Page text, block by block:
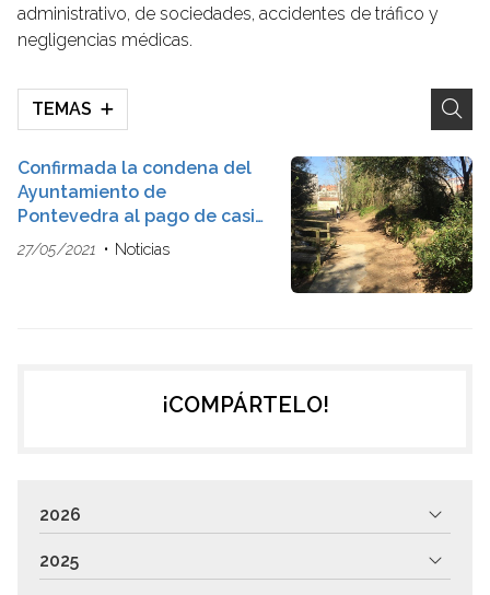
administrativo, de sociedades, accidentes de tráfico y
negligencias médicas.
TEMAS
Confirmada la condena del
Ayuntamiento de
Pontevedra al pago de casi
un millón por otra
expropiación en el entorno
27/05/2021 Noticias
¡COMPÁRTELO!
2026
2025